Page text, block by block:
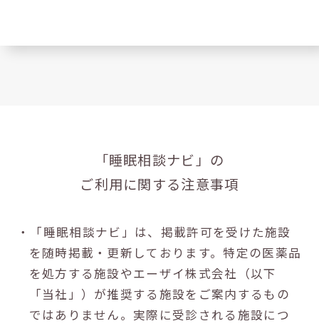
「睡眠相談ナビ」の
ご利用に関する注意事項
・「睡眠相談ナビ」は、掲載許可を受けた施設
を随時掲載・更新しております。特定の医薬品
を処方する施設やエーザイ株式会社（以下
「当社」）が推奨する施設をご案内するもの
ではありません。実際に受診される施設につ